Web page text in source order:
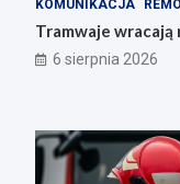
KOMUNIKACJA
Tramwaje wracają
6 sierpnia 2026